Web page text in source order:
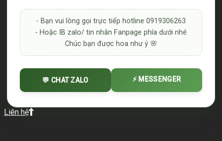
- Bạn vui lòng gọi trực tiếp hotline 0919306263
- Hoặc IB zalo/ tin nhắn Fanpage phía dưới nhé
Chúc bạn được hoa như ý 🌸
💬 CHAT ZALO ⚡ MESSENGER
Liên hệ